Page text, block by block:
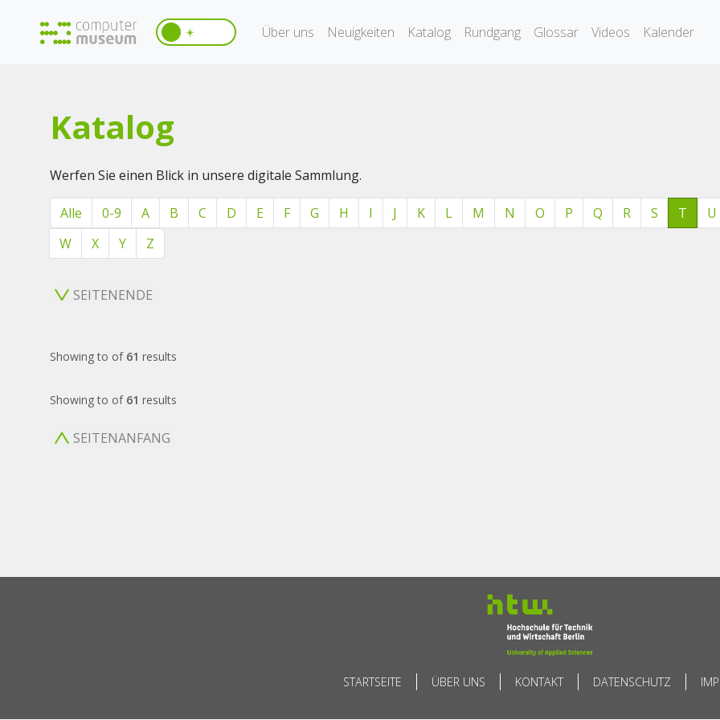
☀️ Über uns Neuigkeiten Katalog Rundgang Glossar Videos Kalender
Katalog
Werfen Sie einen Blick in unsere digitale Sammlung.
Alle 0-9 A B C D E F G H I J K L M N O P Q R S T U
W
X Y Z
SEITENENDE
Showingto of 61 results
Showingto of 61 results
SEITENANFANG
STARTSEITE ÜBER UNS KONTAKT DATENSCHUTZ